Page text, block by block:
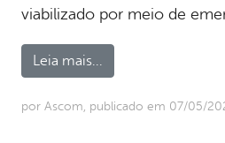
viabilizado por meio de
Leia mais...
por Ascom, publicado em 07/05/